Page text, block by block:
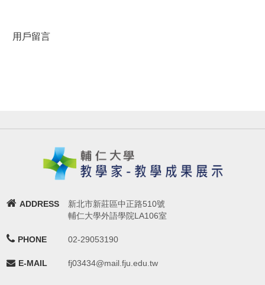
用戶留言
ADDRESS
新北市新莊區中正路510號
輔仁大學外語學院LA106室
PHONE 02-29053190
E-MAIL fj03434@mail.fju.edu.tw